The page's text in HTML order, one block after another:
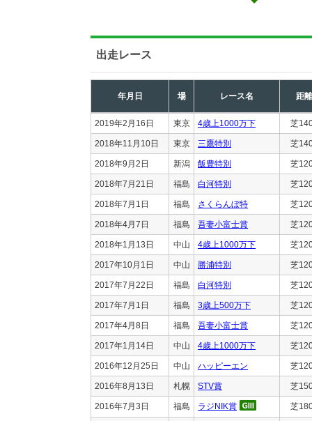
出走レース
年月日 場 レース名 距離
2019年2月16日 東京 4歳上1000万下 芝
2018年11月10日 東京 三鷹特別 芝
2018年9月2日 新潟 飯豊特別 芝
2018年7月21日 福島 白河特別 芝
2018年7月1日 福島 さくらんぼ特 芝
2018年4月7日 福島 吾妻小富士賞 芝
2018年1月13日 中山 4歳上1000万下 芝
2017年10月1日 中山 勝浦特別 芝
2017年7月22日 福島 白河特別 芝
2017年7月1日 福島 3歳上500万下 芝
2017年4月8日 福島 吾妻小富士賞 芝
2017年1月14日 中山 4歳上1000万下 芝
2016年12月25日 中山 ハッピーエン 芝
2016年8月13日 札幌 STV賞 芝
2016年7月3日 福島 ラジNIK賞 芝